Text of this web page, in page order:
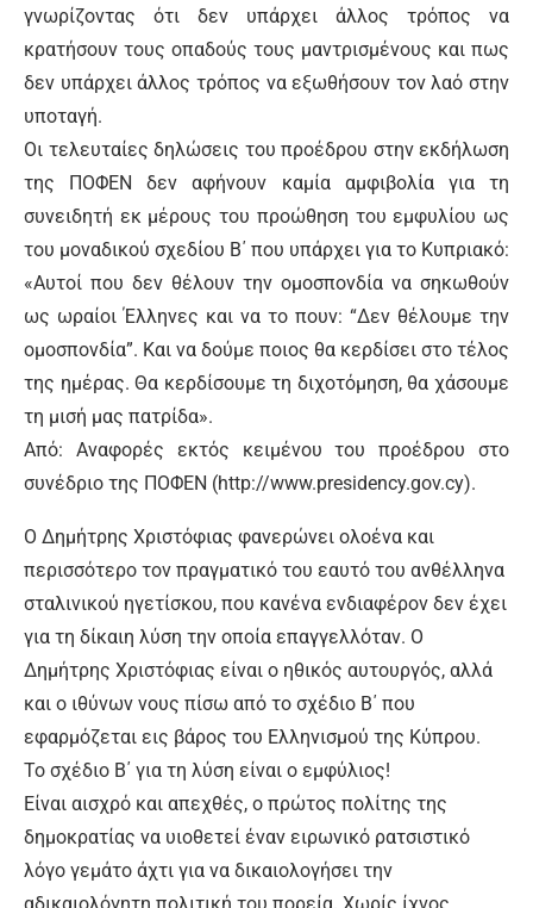
γνωρίζοντας ότι δεν υπάρχει άλλος τρόπος να
κρατήσουν τους οπαδούς τους μαντρισμένους και πως
δεν υπάρχει άλλος τρόπος να εξωθήσουν τον λαό στην
υποταγή.
Οι τελευταίες δηλώσεις του προέδρου στην εκδήλωση
της ΠΟΦΕΝ δεν αφήνουν καμία αμφιβολία για τη
συνειδητή εκ μέρους του προώθηση του εμφυλίου ως
του μοναδικού σχεδίου Β΄ που υπάρχει για το Κυπριακό:
«Αυτοί που δεν θέλουν την ομοσπονδία να σηκωθούν
ως ωραίοι Έλληνες και να το πουν: “Δεν θέλουμε την
ομοσπονδία”. Και να δούμε ποιος θα κερδίσει στο τέλος
της ημέρας. Θα κερδίσουμε τη διχοτόμηση, θα χάσουμε
τη μισή μας πατρίδα».
Από: Αναφορές εκτός κειμένου του προ­έδρου στο
συνέδριο της ΠΟΦΕΝ (ht­tp://www.presidency.gov.cy).
Ο Δημήτρης Χριστόφιας φανερώνει ολοένα και
περισσότερο τον πραγματικό του εαυτό του ανθέλληνα
σταλινικού ηγετίσκου, που κανένα ενδιαφέρον δεν έχει
για τη δίκαιη λύση την οποία επαγγελλόταν. Ο
Δημήτρης Χριστόφιας είναι ο ηθικός αυτουργός, αλλά
και ο ιθύνων νους πίσω από το σχέδιο Β΄ που
εφαρμόζεται εις βάρος του Ελληνισμού της Κύπρου.
Το σχέδιο Β΄ για τη λύση είναι ο εμφύλιος!
Είναι αισχρό και απεχθές, ο πρώτος πολίτης της
δημοκρατίας να υιοθετεί έναν ειρωνικό ρατσιστικό
λόγο γεμάτο άχτι για να δικαιολογήσει την